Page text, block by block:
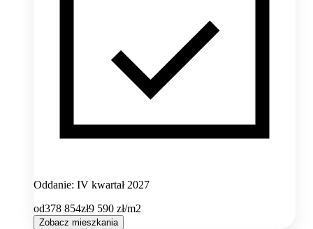
Oddanie: IV kwartał 2027
od378 854zł9 590 zł/m2
Zobacz mieszkania